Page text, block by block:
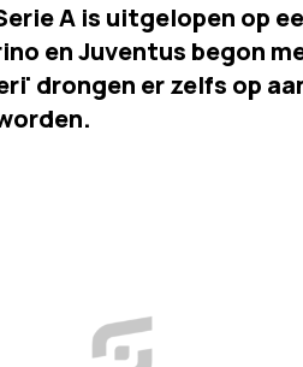
A is uitgelopen op
en Juventus begon
drongen er zelfs op